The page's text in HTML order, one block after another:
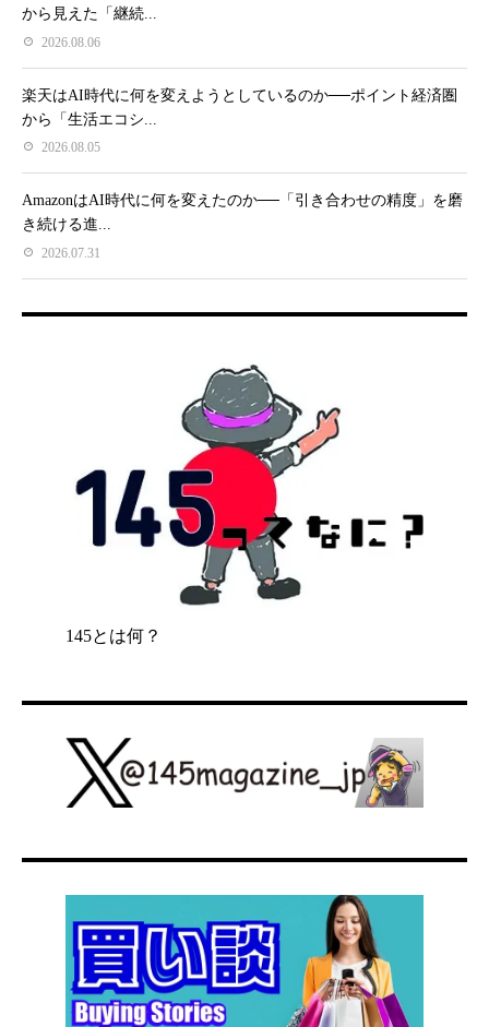
から見えた「継続...
2026.08.06
楽天はAI時代に何を変えようとしているのか──ポイント経済圏
から「生活エコシ...
2026.08.05
AmazonはAI時代に何を変えたのか──「引き合わせの精度」を磨
き続ける進...
2026.07.31
145とは何？